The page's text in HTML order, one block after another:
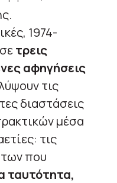
1974-
τρεις
αφηγήσεις
τις
διαστάσεις
μέσα
τις
που
ταυτότητα,